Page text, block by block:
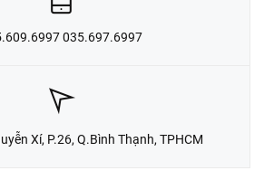
035.697.6997
Xí, P.26, Q.Bình Thạnh, TPHCM